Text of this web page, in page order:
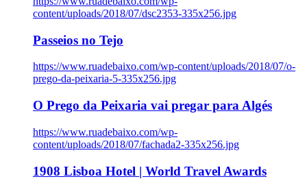
content/uploads/2018/07/dsc2353-335x256.jpg
Passeios no Tejo
https://www.ruadebaixo.com/wp-content/uploads/2018/07/o-
prego-da-peixaria-5-335x256.jpg
O Prego da Peixaria vai pregar para Algés
https://www.ruadebaixo.com/wp-
content/uploads/2018/07/fachada2-335x256.jpg
1908 Lisboa Hotel | World Travel Awards